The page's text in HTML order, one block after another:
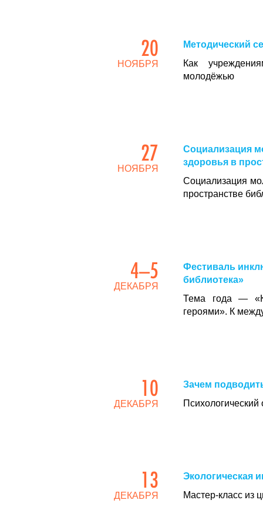
20
НОЯБРЯ
Методический
Как
молодёжью
27
НОЯБРЯ
Социализация
здоровья в
Социализация
пространстве
4–5
ДЕКАБРЯ
Фестиваль
библиотека»
Тема года —
героями». К
10
ДЕКАБРЯ
Зачем
13
ДЕКАБРЯ
Экологическая
Мастер-класс из